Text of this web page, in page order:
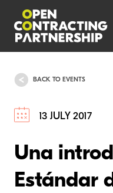
BACK TO EVENTS
13 JULY 2017
Una
Estándar